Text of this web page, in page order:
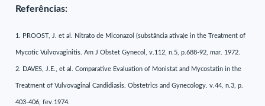
Referências:
1. PROOST, J. et al. Nitrato de Miconazol (substância ativa)e in the Treatment of
Mycotic Vulvovaginitis. Am J Obstet Gynecol, v.112, n.5, p.688-92, mar. 1972.
2. DAVES, J.E., et al. Comparative Evaluation of Monistat and Mycostatin in the
Treatment of Vulvovaginal Candidiasis. Obstetrics and Gynecology. v.44, n.3, p.
403-406, fev.1974.